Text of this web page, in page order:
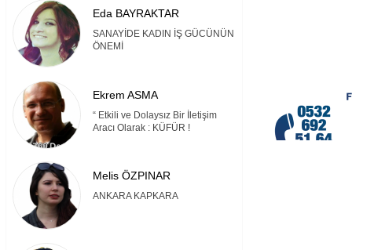
Eda BAYRAKTAR
SANAYİDE KADIN İŞ GÜCÜNÜN
ÖNEMİ
Ekrem ASMA
“ Etkili ve Dolaysız Bir İletişim
Aracı Olarak : KÜFÜR !
Melis ÖZPINAR
ANKARA KAPKARA